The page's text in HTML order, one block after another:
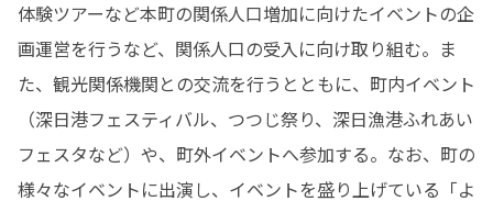
体験ツアーなど本町の関係人口増加に向けたイベントの企
画運営を行うなど、関係人口の受入に向け取り組む。ま
た、観光関係機関との交流を行うとともに、町内イベント
（深日港フェスティバル、つつじ祭り、深日漁港ふれあい
フェスタなど）や、町外イベントへ参加する。なお、町の
様々なイベントに出演し、イベントを盛り上げている「よ